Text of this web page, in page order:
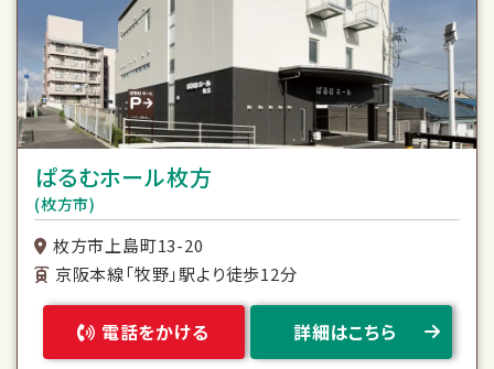
ぱるむホール枚方
(枚方市)
枚方市上島町13-20
京阪本線「牧野」駅より徒歩12分
電話をかける 詳細はこちら